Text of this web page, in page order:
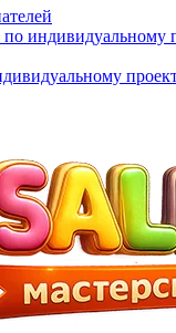
по индивидуальному